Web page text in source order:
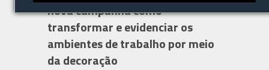
nova campanha como
transformar e evidenciar os
ambientes de trabalho por meio
da decoração